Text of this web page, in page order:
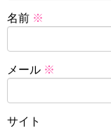
名前 ※
メール ※
サイト